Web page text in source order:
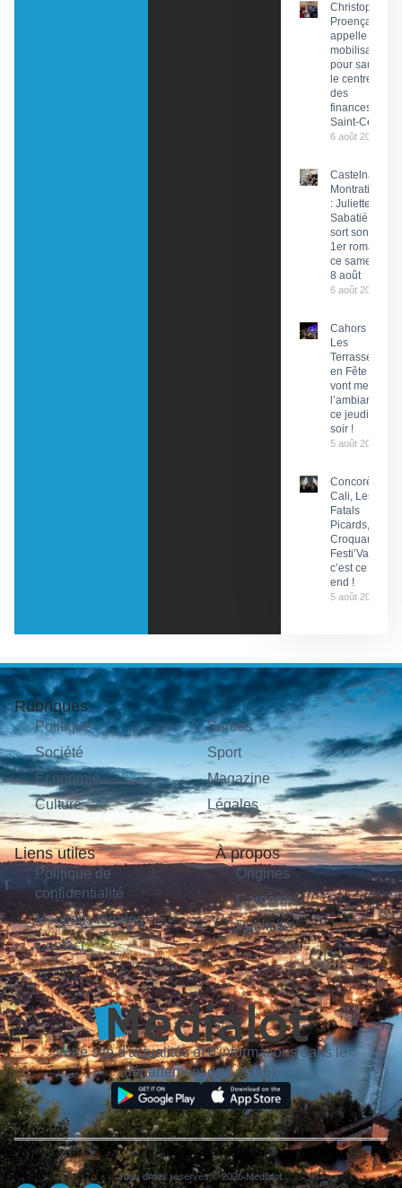
Christophe
Proença
appelle à la
mobilisation
pour sauver
le centre
des
finances de
Saint-Céré
6 août 2026
Castelnau-
Montratier
: Juliette
Sabatié
sort son
1er roman
ce samedi
8 août
6 août 2026
Cahors :
Les
Terrasses
en Fête
vont mettre
l’ambiance
ce jeudi
soir !
5 août 2026
Concorès :
Cali, Les
Fatals
Picards, Les
Croquants…
Festi’ValCéou,
c’est ce week-
end !
5 août 2026
Rubriques
Politique
Société
Économie
Culture
Sorties
Sport
Magazine
Légales
Liens utiles
Politique de
confidentialité
Mentions légales
Contact
À propos
Origines
Carrières
Publicité
Votre site d'actualités et d'informations dans le
département du Lot (46).
Tous droits réservés © 2026 Medialot.